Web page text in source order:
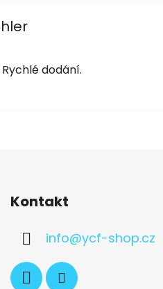
je 5 z 5 hvězdiček.
dodání.
Kontakt
info@ycf-shop.cz